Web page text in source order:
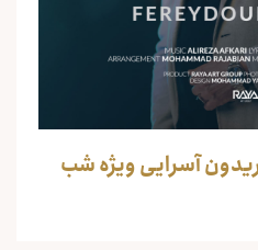
آسرایی ویژه شب